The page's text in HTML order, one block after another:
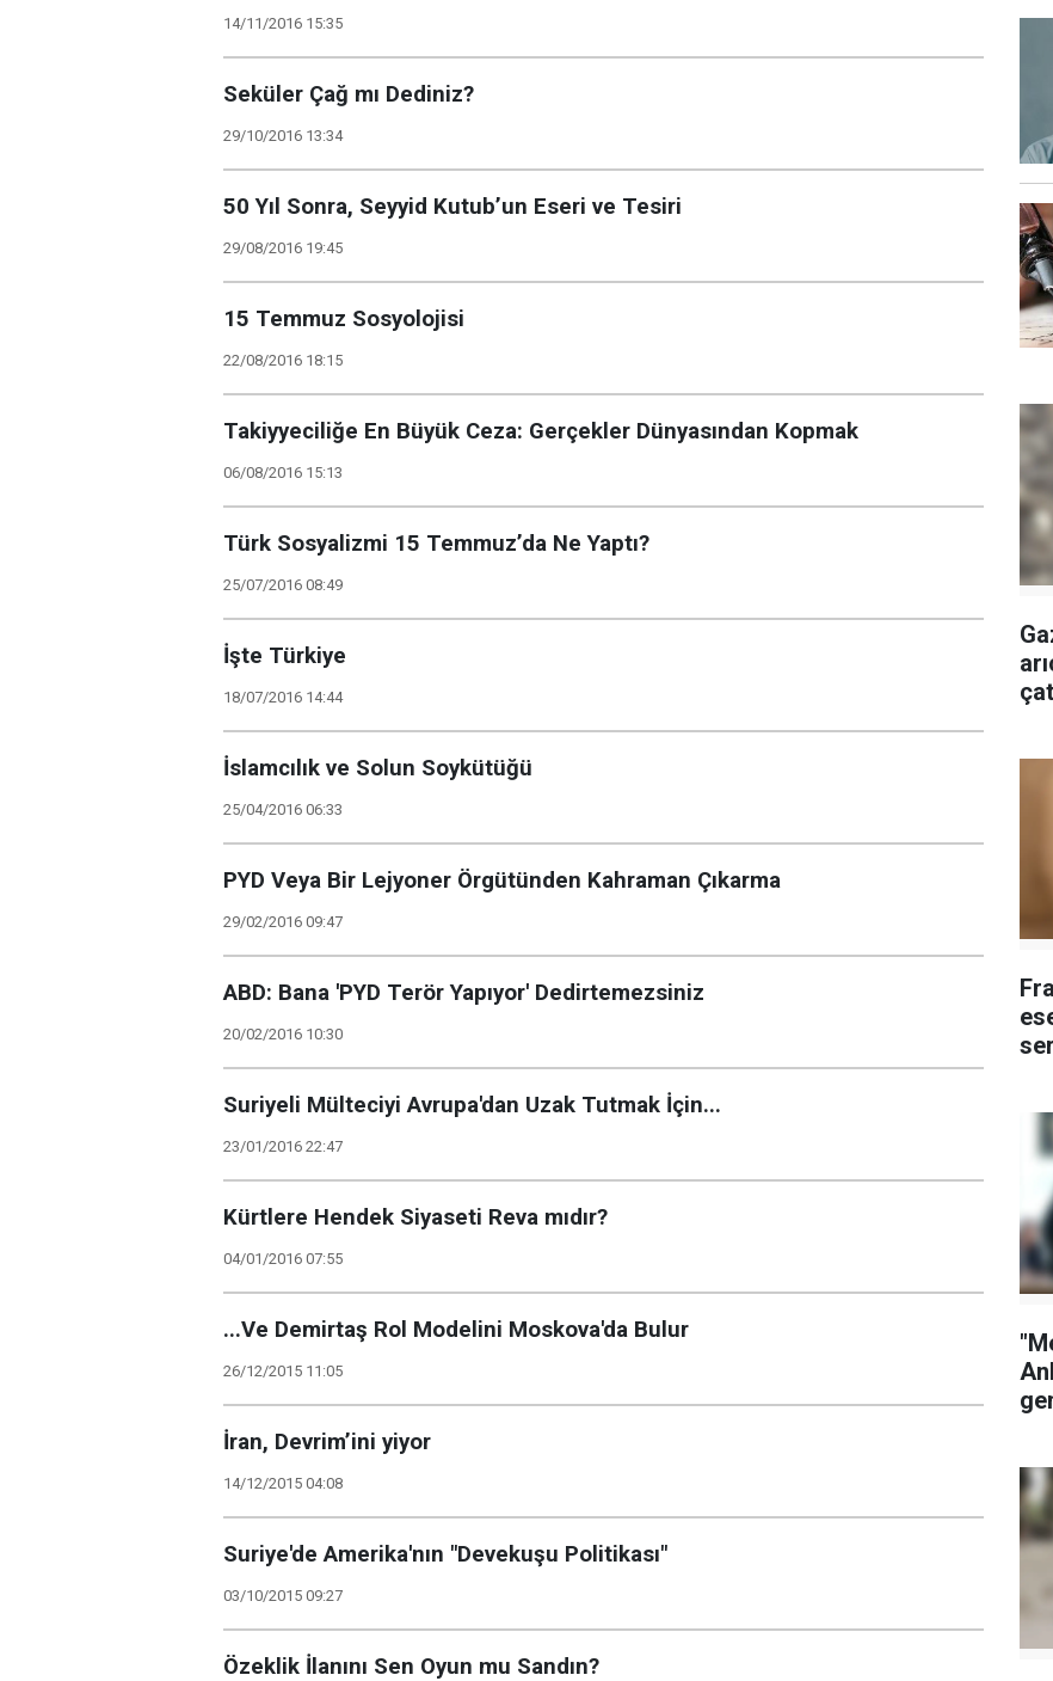
14/11/2016 15:35
Seküler Çağ mı Dediniz?
29/10/2016 13:34
50 Yıl Sonra, Seyyid Kutub’un Eseri ve Tesiri
29/08/2016 19:45
15 Temmuz Sosyolojisi
22/08/2016 18:15
Takiyyeciliğe En Büyük Ceza: Gerçekler Dünyasından Kopmak
06/08/2016 15:13
Türk Sosyalizmi 15 Temmuz’da Ne Yaptı?
25/07/2016 08:49
İşte Türkiye
18/07/2016 14:44
İslamcılık ve Solun Soykütüğü
25/04/2016 06:33
PYD Veya Bir Lejyoner Örgütünden Kahraman Çıkarma
29/02/2016 09:47
ABD: Bana 'PYD Terör Yapıyor' Dedirtemezsiniz
20/02/2016 10:30
Suriyeli Mülteciyi Avrupa'dan Uzak Tutmak İçin...
23/01/2016 22:47
Kürtlere Hendek Siyaseti Reva mıdır?
04/01/2016 07:55
...Ve Demirtaş Rol Modelini Moskova'da Bulur
26/12/2015 11:05
İran, Devrim’ini yiyor
14/12/2015 04:08
Suriye'de Amerika'nın "Devekuşu Politikası"
03/10/2015 09:27
Özeklik İlanını Sen Oyun mu Sandın?